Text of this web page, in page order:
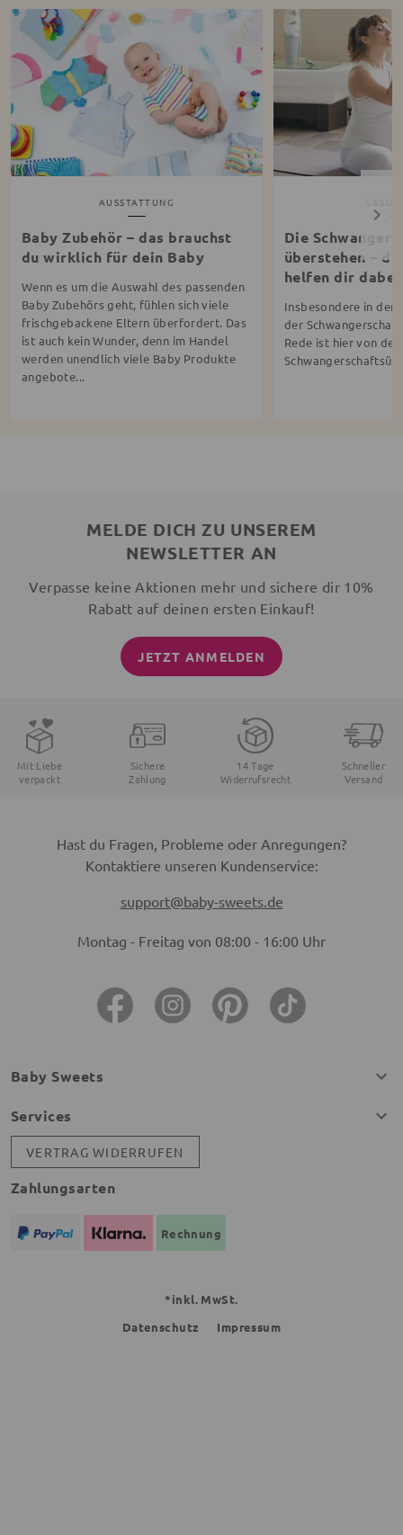
AUSSTATTUNG
Baby Zubehör – das brauchst
du wirklich für dein Baby
Wenn es um die Auswahl des passenden
Baby Zubehörs geht, fühlen sich viele
frischgebackene Eltern überfordert. Das
ist auch kein Wunder, denn im Handel
werden unendlich viele Baby Produkte
angebote...
Die
überstehen –
helfen dir dabei
Insbesondere in
der
Rede ist hier von
MELDE DICH ZU UNSEREM
NEWSLETTER AN
Verpasse keine Aktionen mehr und sichere dir 10%
Rabatt auf deinen ersten Einkauf!
JETZT ANMELDEN
Mit Liebe
verpackt
Sichere
Zahlung
14 Tage
Widerrufsrecht
Schneller
Versand
Hast du Fragen, Probleme oder Anregungen?
Kontaktiere unseren Kundenservice:
support@baby-sweets.de
Montag - Freitag von 08:00 - 16:00 Uhr
Baby Sweets
Services
VERTRAG WIDERRUFEN
Zahlungsarten
Rechnung
*inkl. MwSt.
Datenschutz
Impressum